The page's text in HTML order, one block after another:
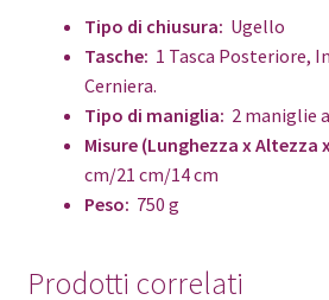
Tipo di chiusura: Ugello
Tasche: 1 Tasca Posteriore,
Cerniera.
Tipo di maniglia: 2 maniglie
Misure (Lunghezza x Altezza
cm/21 cm/14 cm
Peso: 750 g
Prodotti correlati